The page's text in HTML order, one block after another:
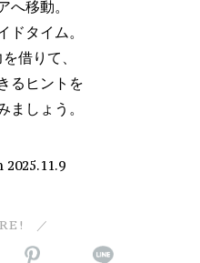
へ移動。
ドタイム。
借りて、
るヒントを
ましょう。
2025.11.9